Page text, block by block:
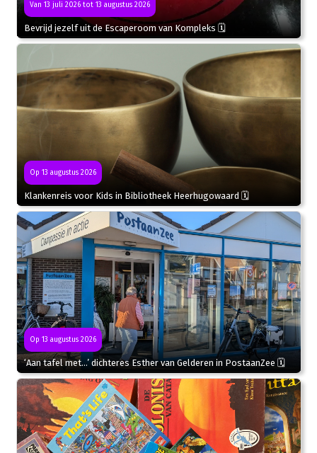
Van 13 juli 2026 tot 13 augustus 2026
Bevrijd jezelf uit de Escaperoom van Kompleks 🗓
Op 13 augustus 2026
Klankenreis voor Kids in Bibliotheek Heerhugowaard 🗓
Op 13 augustus 2026
‘Aan tafel met…’ dichteres Esther van Gelderen in PostaanZee 🗓